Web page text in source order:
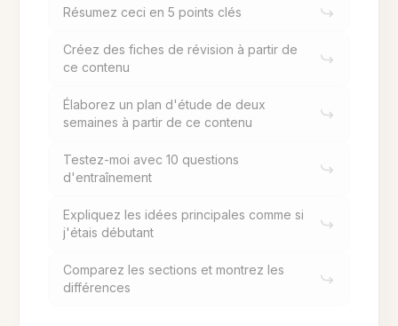
Résumez ceci en 5 points clés
Créez des fiches de révision à partir de
ce contenu
Élaborez un plan d'étude de deux
semaines à partir de ce contenu
Testez-moi avec 10 questions
d'entraînement
Expliquez les idées principales comme si
j'étais débutant
Comparez les sections et montrez les
différences